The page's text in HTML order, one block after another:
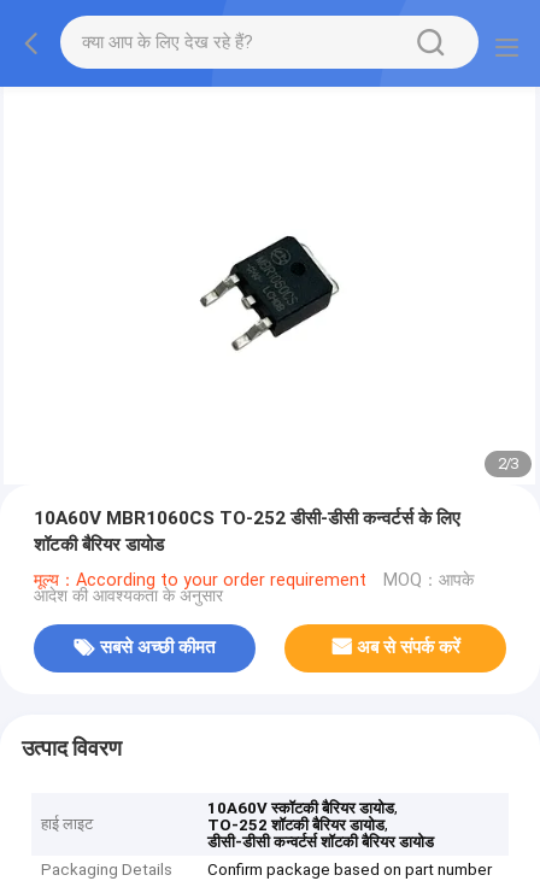
2/3
10A60V MBR1060CS TO-252 डीसी-डीसी कन्वर्टर्स के लिए
शॉटकी बैरियर डायोड
मूल्य：According to your order requirement MOQ：आपके
आदेश की आवश्यकता के अनुसार
सबसे अच्छी कीमत अब से संपर्क करें
उत्पाद विवरण
हाई लाइट
10A60V स्कॉटकी बैरियर डायोड,
TO-252 शॉटकी बैरियर डायोड,
डीसी-डीसी कन्वर्टर्स शॉटकी बैरियर डायोड
Packaging Details
Confirm package based on part number